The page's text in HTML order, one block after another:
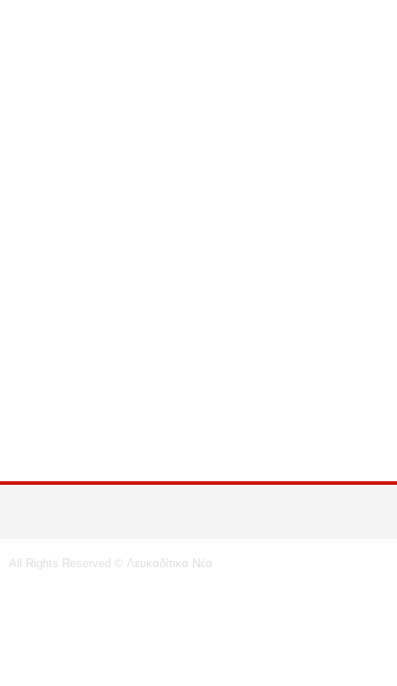
All Rights Reserved © Λευκαδίτικα Νέα